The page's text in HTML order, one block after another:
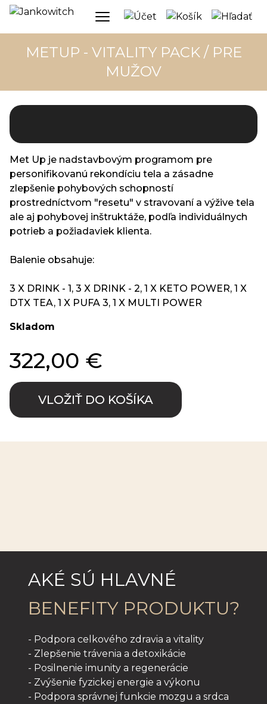
METUP - VITALITY PACK / PRE
MUŽOV
Met Up je nadstavbovým programom pre
personifikovanú rekondíciu tela a zásadne
zlepšenie pohybových schopností
prostredníctvom "resetu" v stravovaní a výžive tela
ale aj pohybovej inštruktáže, podľa individuálnych
potrieb a požiadaviek klienta.
Balenie obsahuje:
3 X DRINK - 1, 3 X DRINK - 2, 1 X KETO POWER, 1 X
DTX TEA, 1 X PUFA 3, 1 X MULTI POWER
Skladom
322,00 €
VLOŽIŤ DO KOŠÍKA
AKÉ SÚ HLAVNÉ
BENEFITY PRODUKTU?
- Podpora celkového zdravia a vitality
- Zlepšenie trávenia a detoxikácie
- Posilnenie imunity a regenerácie
- Zvýšenie fyzickej energie a výkonu
- Podpora správnej funkcie mozgu a srdca